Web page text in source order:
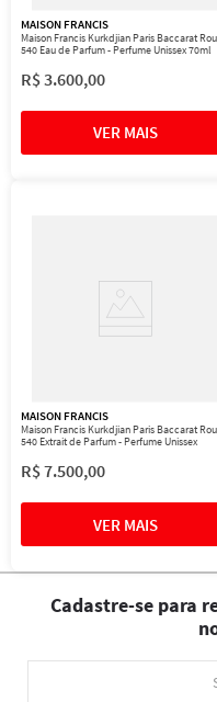
MAISON FRANCIS
Maison Francis Kurkdjian Paris Baccarat
540 Eau de Parfum - Perfume Unissex 70ml
R$3.600,00
MAISON FRANCIS
Maison Francis Kurkdjian Paris Baccarat
540 Extrait de Parfum - Perfume Unissex
R$7.500,00
Cadastre-se para